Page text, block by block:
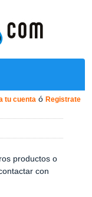
tu cuenta ó Registrate
productos o
con